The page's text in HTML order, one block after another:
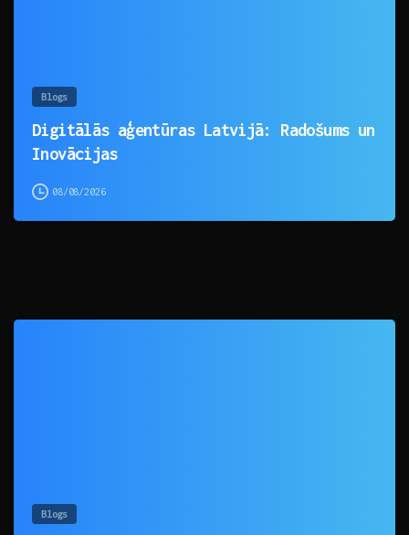
Blogs
Digitālās aģentūras Latvijā: Radošums un
Inovācijas
08/08/2026
Blogs